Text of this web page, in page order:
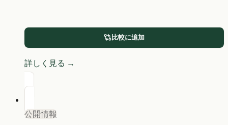
比較に追加
詳しく見る →
公開情報